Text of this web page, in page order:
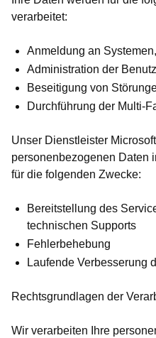
verarbeitet:
Anmeldung an Systemen,
Administration der
Beseitigung von
Durchführung der Multi-
Unser Dienstleister
personenbezogenen Daten
für die folgenden Zwecke:
Bereitstellung des
technischen Supports
Fehlerbehebung
Laufende Verbesserung
Rechtsgrundlagen der
Wir verarbeiten Ihre